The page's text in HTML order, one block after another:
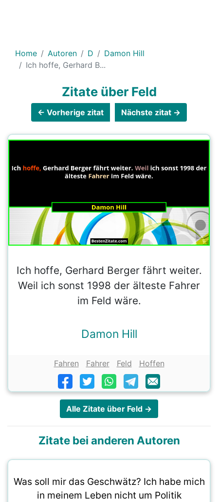
Home Autoren D
Damon Hill
Ich hoffe, Gerhard B...
Zitate über Feld
← Vorherige zitat Nächste zitat →
Ich hoffe, Gerhard Berger fährt weiter.
Weil ich sonst 1998 der älteste Fahrer
im Feld wäre.
Damon Hill
Fahren Fahrer Feld Hoffen
Alle Zitate über Feld →
Zitate bei anderen Autoren
Was soll mir das Geschwätz? Ich habe mich
in meinem Leben nicht um Politik